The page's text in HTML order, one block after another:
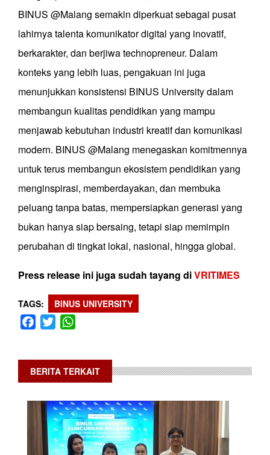
BINUS @Malang semakin diperkuat sebagai pusat
lahirnya talenta komunikator digital yang inovatif,
berkarakter, dan berjiwa technopreneur. Dalam
konteks yang lebih luas, pengakuan ini juga
menunjukkan konsistensi BINUS University dalam
membangun kualitas pendidikan yang mampu
menjawab kebutuhan industri kreatif dan komunikasi
modern. BINUS @Malang menegaskan komitmennya
untuk terus membangun ekosistem pendidikan yang
menginspirasi, memberdayakan, dan membuka
peluang tanpa batas, mempersiapkan generasi yang
bukan hanya siap bersaing, tetapi siap memimpin
perubahan di tingkat lokal, nasional, hingga global.
Press release ini juga sudah tayang diVRITIMES
TAGS BINUS UNIVERSITY
Facebook
Twitter
BERITA TERKAIT